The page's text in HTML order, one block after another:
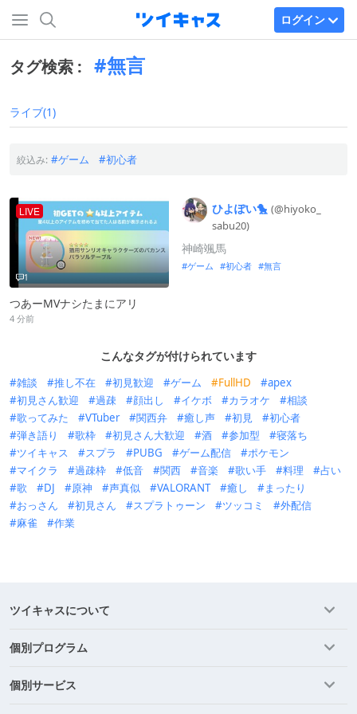
ログイン
タグ検索 : 無言
ライブ(1)
絞込み: ゲーム 初心者
LIVE
1
つあーMVナシたまにアリ
4 分前
ひよぽい🐤 (@hiyoko_
sabu20)
神崎颯馬
ゲーム 初心者 無言
こんなタグが付けられています
雑談 推し不在 初見歓迎 ゲーム FullHD
apex
初見さん歓迎
過疎 顔出し イケボ カラオケ
相談
歌ってみた
VTuber 関西弁 癒し声 初見
初心者
弾き語り
歌枠 初見さん大歓迎 酒 参加型
寝落ち
ツイキャス
スプラ PUBG ゲーム配信
ポケモン
マイクラ
過疎枠 低音 関西 音楽 歌い手 料理
占い
歌
DJ 原神 声真似 VALORANT 癒し
まったり
おっさん
初見さん スプラトゥーン ツッコミ
外配信
麻雀
作業
ツイキャスについて
個別プログラム
個別サービス